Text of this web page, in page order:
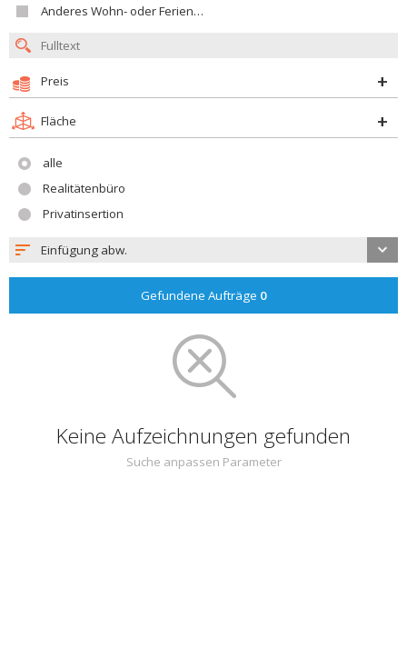
Anderes Wohn- oder Ferienobjekt
Preis
Fläche
alle
Realitätenbüro
Privatinsertion
Einfügung abw.
Gefundene Aufträge 0
Keine Aufzeichnungen gefunden
Suche anpassen Parameter